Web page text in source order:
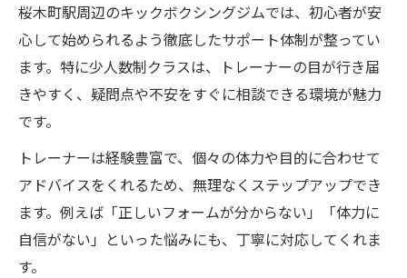
桜木町駅周辺のキックボクシングジムでは、初心者が安
心して始められるよう徹底したサポート体制が整ってい
ます。特に少人数制クラスは、トレーナーの目が行き届
きやすく、疑問点や不安をすぐに相談できる環境が魅力
です。
トレーナーは経験豊富で、個々の体力や目的に合わせて
アドバイスをくれるため、無理なくステップアップでき
ます。例えば「正しいフォームが分からない」「体力に
自信がない」といった悩みにも、丁寧に対応してくれま
す。